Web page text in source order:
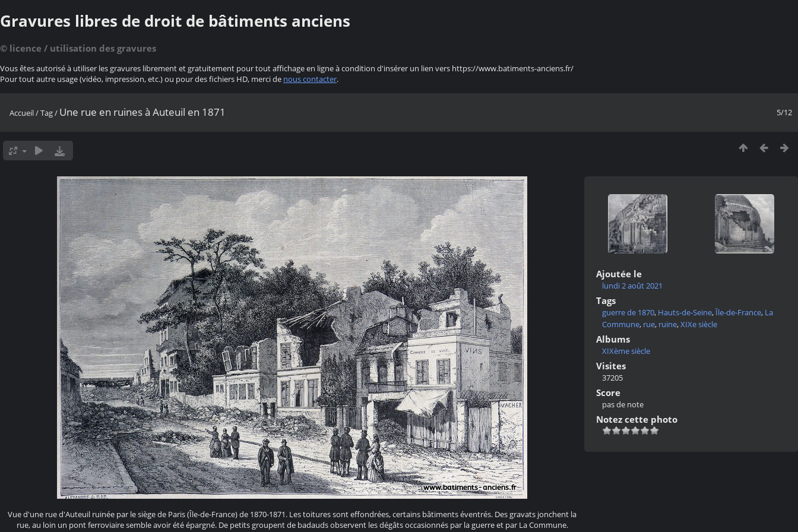
Gravures libres de droit de bâtiments anciens
© licence / utilisation des gravures
Vous êtes autorisé à utiliser les gravures librement et gratuitement pour tout affichage en ligne à condition d'insérer un lien vers https://www.batiments-anciens.fr/
Pour tout autre usage (vidéo, impression, etc.) ou pour des fichiers HD, merci de nous contacter.
5/12
Accueil/Tag/ Une rue en ruines à Auteuil en 1871
Vue d'une rue d'Auteuil ruinée par le siège de Paris (Île-de-France) de 1870-1871. Les toitures sont effondrées, certains bâtiments éventrés. Des gravats jonchent la
rue, au loin un pont ferroviaire semble avoir été épargné. De petits groupent de badauds observent les dégâts occasionnés par la guerre et par La Commune.
Ajoutée le
lundi 2 août 2021
Tags
guerre de 1870, Hauts-de-Seine,Île-de-France, La
Commune, rue, ruine,XIXe siècle
Albums
XIXème siècle
Visites
37205
Score
pas de note
Notez cette photo